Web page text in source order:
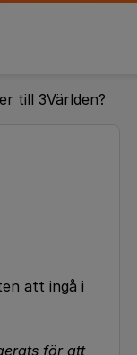
till 3Världen?
att ingå i
för att